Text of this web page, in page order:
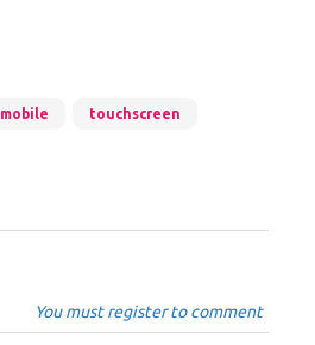
mobile touchscreen
You must register to comment